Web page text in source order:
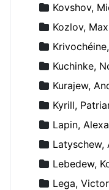
Kovshov,
Kozlov,
Kuchinke,
Kurajew,
Kyrill,
Lapin,
Latyschew,
Lebedew,
Lega, Victor